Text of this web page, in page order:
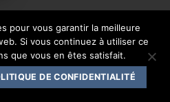
CONTACT
Live |Mentions légales
pour vous garantir la meilleure
Si vous continuez à utiliser ce
que vous en êtes satisfait.
DE CONFIDENTIALITÉ